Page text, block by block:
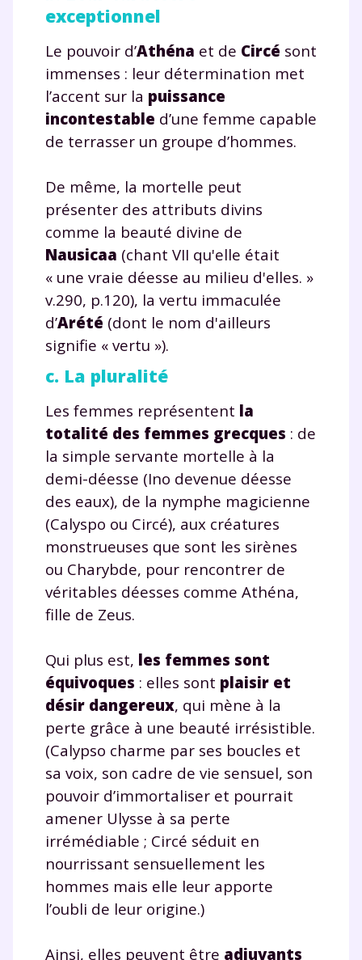
exceptionnel
Le pouvoir d’Athéna et de Circé sont
immenses : leur détermination met
l’accent sur la puissance
incontestable d’une femme capable
de terrasser un groupe d’hommes.
De même, la mortelle peut
présenter des attributs divins
comme la beauté divine de
Nausicaa (chant VII qu'elle était
« une vraie déesse au milieu d'elles. »
v.290, p.120), la vertu immaculée
d’Arété (dont le nom d'ailleurs
signifie « vertu »).
c. La pluralité
Les femmes représentent la
totalité des femmes grecques : de
la simple servante mortelle à la
demi-déesse (Ino devenue déesse
des eaux), de la nymphe magicienne
(Calyspo ou Circé), aux créatures
monstrueuses que sont les sirènes
ou Charybde, pour rencontrer de
véritables déesses comme Athéna,
fille de Zeus.
Qui plus est, les femmes sont
équivoques : elles sont plaisir et
désir dangereux, qui mène à la
perte grâce à une beauté irrésistible.
(Calypso charme par ses boucles et
sa voix, son cadre de vie sensuel, son
pouvoir d’immortaliser et pourrait
amener Ulysse à sa perte
irrémédiable ; Circé séduit en
nourrissant sensuellement les
hommes mais elle leur apporte
l’oubli de leur origine.)
Ainsi, elles peuvent être adjuvants
Envie de progresser
année scolaire ?
Testez gratuitement
pendant 24h notre
plateforme de soutien
scolaire !
Fiches de cours et vidéos,exercices
corrigés,podcasts de révisions
suivre les progrès